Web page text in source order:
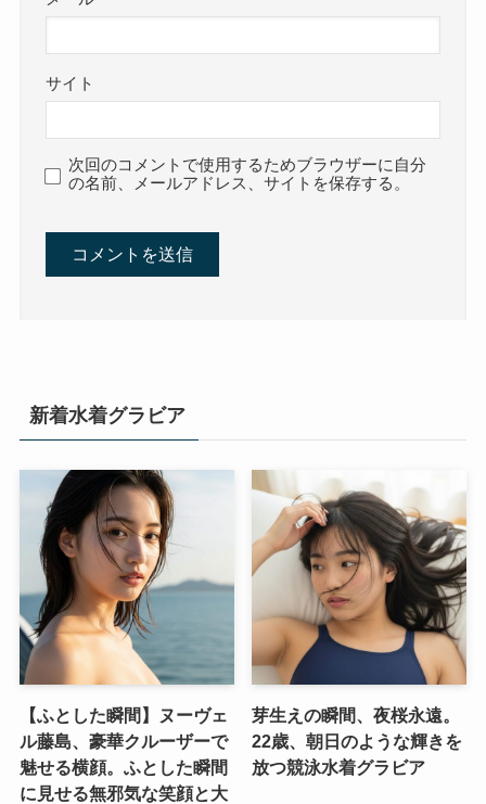
サイト
次回のコメントで使用するためブラウザーに自分
の名前、メールアドレス、サイトを保存する。
新着水着グラビア
【ふとした瞬間】ヌーヴェ
ル藤島、豪華クルーザーで
魅せる横顔。ふとした瞬間
に見せる無邪気な笑顔と大
芽生えの瞬間、夜桜永遠。
22歳、朝日のような輝きを
放つ競泳水着グラビア